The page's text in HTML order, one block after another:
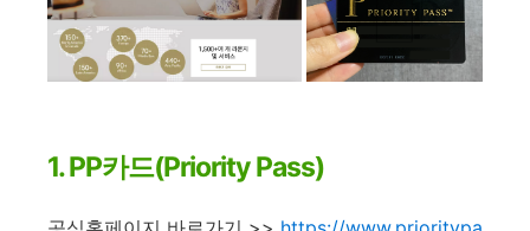
1. PP카드(Priority Pass)